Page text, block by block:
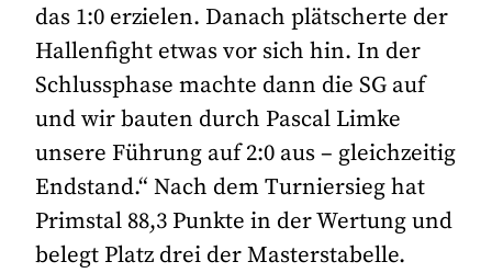
das 1:0 erzielen. Danach plätscherte der
Hallenfight etwas vor sich hin. In der
Schlussphase machte dann die SG auf
und wir bauten durch Pascal Limke
unsere Führung auf 2:0 aus – gleichzeitig
Endstand.“ Nach dem Turniersieg hat
Primstal 88,3 Punkte in der Wertung und
belegt Platz drei der Masterstabelle.